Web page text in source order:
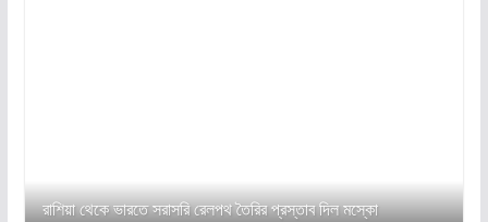
রাশিয়া থেকে ভারতে সরাসরি রেলপথ তৈরির প্রস্তাব দিল মস্কো